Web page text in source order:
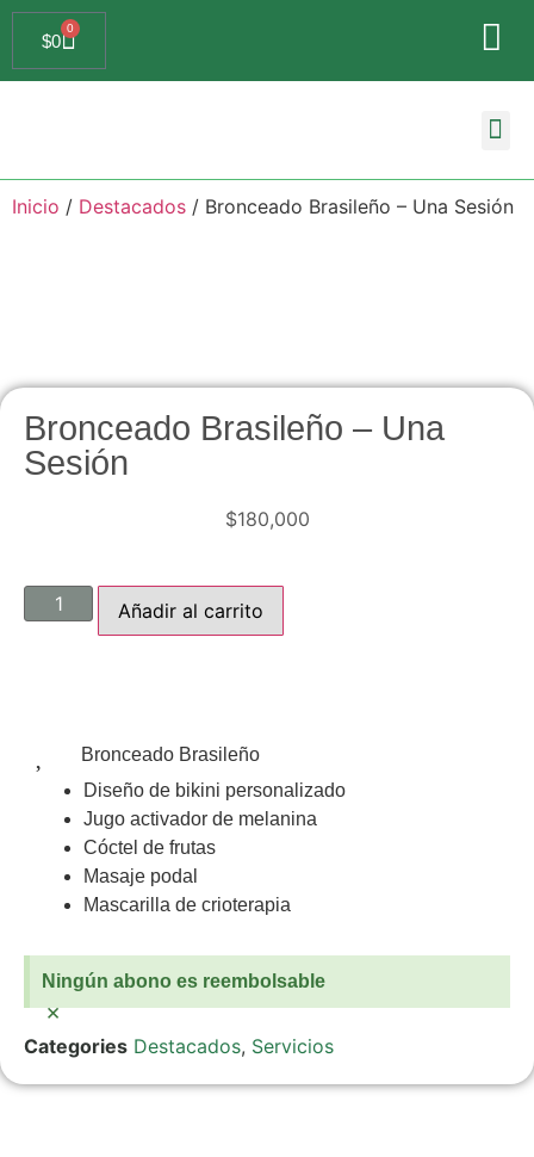
$0
0
Inicio / Destacados / Bronceado Brasileño – Una Sesión
Bronceado Brasileño – Una
Sesión
$180,000
Añadir al carrito
Bronceado Brasileño
Diseño de bikini personalizado
Jugo activador de melanina
Cóctel de frutas
Masaje podal
Mascarilla de crioterapia
Ningún abono es reembolsable
×
Categories Destacados, Servicios